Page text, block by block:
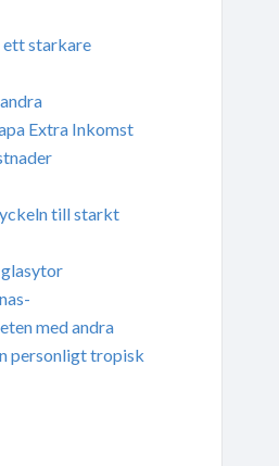
starkare
Extra Inkomst
till starkt
med andra
personligt tropisk